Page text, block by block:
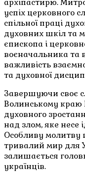
архіпастирю.
успіх церковного
спільної праці
духовних шкіл та
єпископа і
воєначальника та
важливість
та духовної
Завершуючи своє
Волинському краю
духовного
над злом, яке несе
Особливу молитву
тривалий мир для
залишається
українців.